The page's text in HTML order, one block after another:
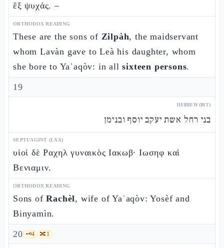
ἓξ ψυχάς. –
ORTHODOX READING
These are the sons of Zilpàh, the maidservant
whom Lavàn gave to Leà his daughter, whom
she bore to Yaʿaqòv: in allsixteen persons.
19
HEBREW (MT)
בני רחל אשת יעקב יוסף ובנימן
SEPTUAGINT (LXX)
υἱοὶ δὲ Ραχηλ γυναικὸς Ιακωβ· Ιωσηφ καὶ
Βενιαμιν.
ORTHODOX READING
Sons ofRachèl, wife of Yaʿaqòv: Yosèf and
Binyamìn.
20 🗝️4 🔀1